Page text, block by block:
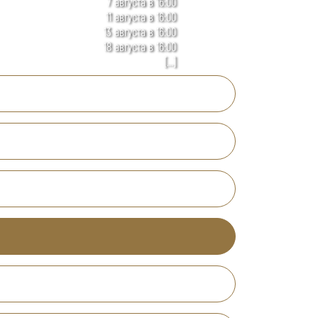
11 августа в 16:00
13 августа в 16:00
18 августа в 16:00
[...]